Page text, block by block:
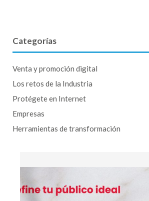
Categorías
Venta y promoción digital
Los retos de la Industria
Protégete en Internet
Empresas
Herramientas de transformación